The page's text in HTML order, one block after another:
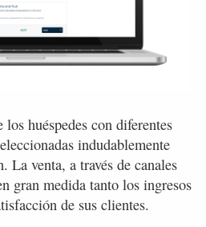
huéspedes con diferentes
indudablemente
La venta, a través de canales
gran medida tanto los ingresos
de sus clientes.